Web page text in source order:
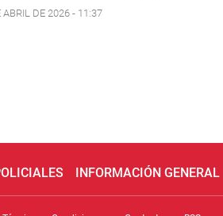
ABRIL DE 2026 - 11:37
INFORMACIÓN GENERAL